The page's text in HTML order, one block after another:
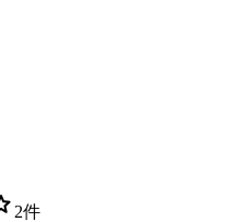
2件